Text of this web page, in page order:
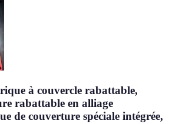
à couvercle rabattable,
rabattable en alliage
de couverture spéciale intégrée,